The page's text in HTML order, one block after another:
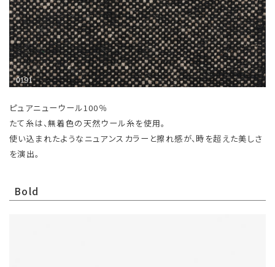
ピュアニューウール100％
たて糸は、無着色の天然ウール糸を使用。
使い込まれたようなニュアンスカラーと擦れ感が、時を超えた美しさ
を演出。
Bold